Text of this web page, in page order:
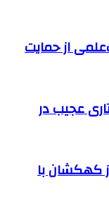
از حمایت
عجیب در
کهکشان با